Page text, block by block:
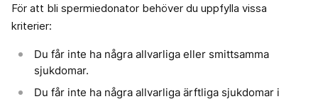
För att bli spermiedonator behöver du uppfylla vissa
kriterier:
Du får inte ha några allvarliga eller smittsamma
sjukdomar.
Du får inte ha några allvarliga ärftliga sjukdomar i